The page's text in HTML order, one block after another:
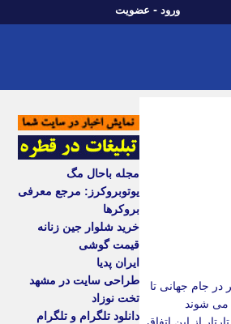
ورود - عضویت
در جام جهانی تا
می شوند
مجله باحال مگ
یوتوبروکرز: مرجع معرفی
بروکرها
خرید شلوار جین زنانه
قیمت گوشی
ایران پدیا
طراحی سایت در مشهد
تخت نوزاد
دانلود تلگرام و تلگرام